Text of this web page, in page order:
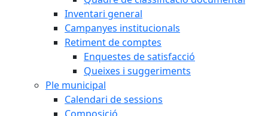
Inventari general
Campanyes institucionals
Retiment de comptes
Enquestes de satisfacció
Queixes i suggeriments
Ple municipal
Calendari de sessions